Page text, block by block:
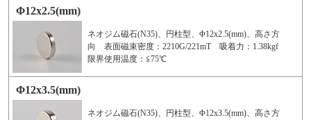
Φ12x2.5(mm)
ネオジム磁石(N35)、円柱型、Φ12x2.5(mm)、高さ方
向 表面磁束密度：2210G/221mT 吸着力：1.38kgf
限界使用温度：≦75℃
Φ12x3.5(mm)
ネオジム磁石(N35)、円柱型、Φ12x3.5(mm)、高さ方